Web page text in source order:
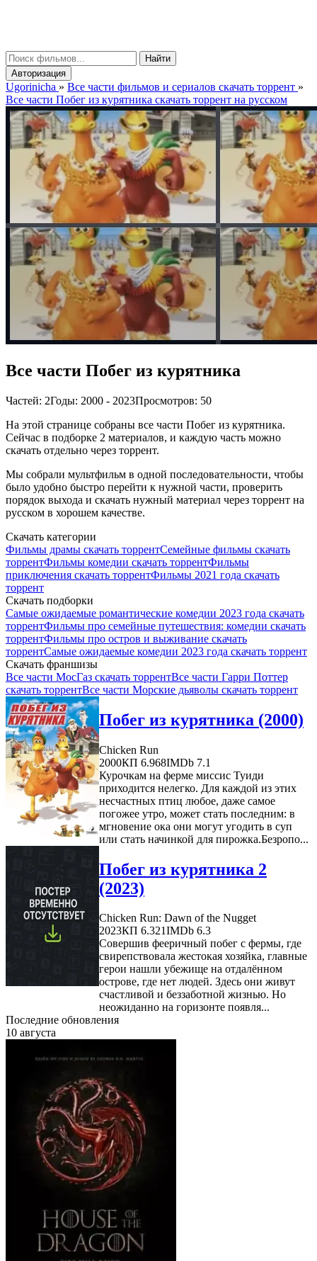
Найти
Авторизация
Ugorinicha » Все части фильмов и сериалов скачать торрент »
Все части Побег из курятника скачать торрент на русском
Все части Побег из курятника
Частей: 2Годы: 2000 - 2023Просмотров: 50
На этой странице собраны все части Побег из курятника.
Сейчас в подборке 2 материалов, и каждую часть можно
скачать отдельно через торрент.
Мы собрали мультфильм в одной последовательности, чтобы
было удобно быстро перейти к нужной части, проверить
порядок выхода и скачать нужный материал через торрент на
русском в хорошем качестве.
Скачать категории
Фильмы драмы скачать торрентСемейные фильмы скачать
торрентФильмы комедии скачать торрентФильмы
приключения скачать торрентФильмы 2021 года скачать
торрент
Скачать подборки
Самые ожидаемые романтические комедии 2023 года скачать
торрентФильмы про семейные путешествия: комедии скачать
торрентФильмы про остров и выживание скачать
торрентСамые ожидаемые комедии 2023 года скачать торрент
Скачать франшизы
Все части МосГаз скачать торрентВсе части Гарри Поттер
скачать торрентВсе части Морские дьяволы скачать торрент
Побег из курятника (2000)
Chicken Run
2000КП 6.968IMDb 7.1
Курочкам на ферме миссис Туиди
приходится нелегко. Для каждой из этих
несчастных птиц любое, даже самое
погожее утро, может стать последним: в
мгновение ока они могут угодить в суп
или стать начинкой для пирожка.Безропо...
Побег из курятника 2
(2023)
Chicken Run: Dawn of the Nugget
2023КП 6.321IMDb 6.3
Совершив фееричный побег с фермы, где
свирепствовала жестокая хозяйка, главные
герои нашли убежище на отдалённом
острове, где нет людей. Здесь они живут
счастливой и беззаботной жизнью. Но
неожиданно на горизонте появля...
Последние обновления
10 августа